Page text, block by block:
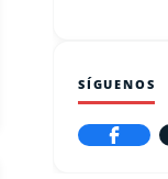
SÍGUENOS